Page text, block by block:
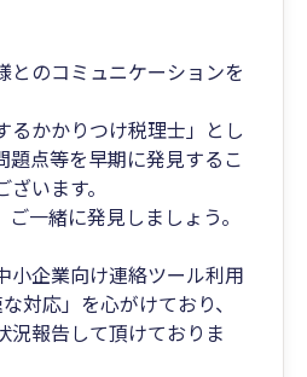
とのコミュニケーションを
るかかりつけ税理士」とし
題点等を早期に発見するこ
います。
一緒に発見しましょう。
企業向け連絡ツール利用
対応」を心がけており、
況報告して頂けておりま